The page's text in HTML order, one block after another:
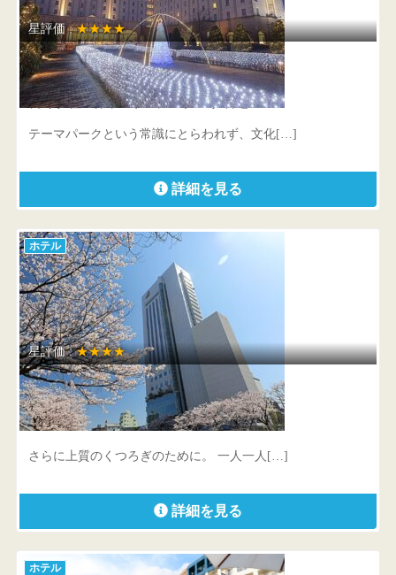
星評価 :★★★★
ホテル日航ハウステンボス
長崎県 佐世保市ハウステンボス町6番地
テーマパークという常識にとらわれず、文化[…]
詳細を見る
ホテル
星評価 :★★★★
ホテル日航高知 旭ロイヤル
高知県 高知市九反田9-15
さらに上質のくつろぎのために。 一人一人[…]
詳細を見る
ホテル